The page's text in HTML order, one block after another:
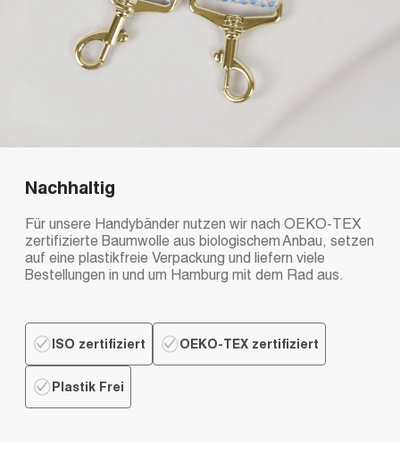
Nachhaltig
Für unsere Handybänder nutzen wir nach OEKO-TEX
zertifizierte Baumwolle aus biologischem Anbau, setzen
auf eine plastikfreie Verpackung und liefern viele
Bestellungen in und um Hamburg mit dem Rad aus.
ISO zertifiziert OEKO-TEX zertifiziert
Plastik Frei